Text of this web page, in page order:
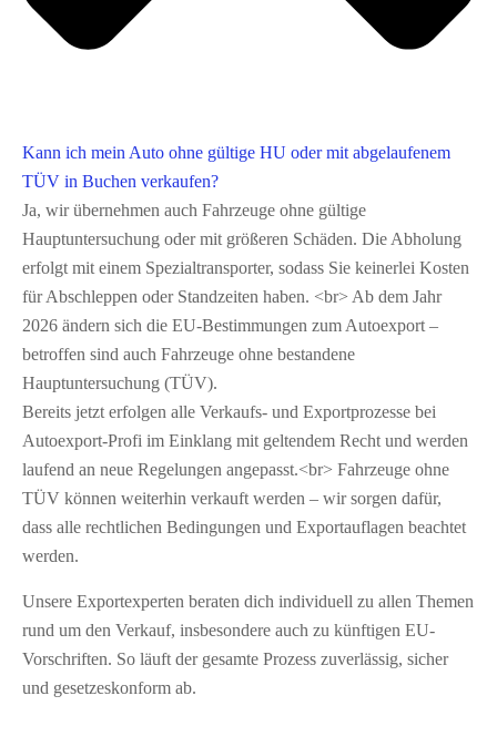
Kann ich mein Auto ohne gültige HU oder mit abgelaufenem
TÜV in Buchen verkaufen?
Ja, wir übernehmen auch Fahrzeuge ohne gültige
Hauptuntersuchung oder mit größeren Schäden. Die Abholung
erfolgt mit einem Spezialtransporter, sodass Sie keinerlei Kosten
für Abschleppen oder Standzeiten haben. <br> Ab dem Jahr
2026 ändern sich die EU-Bestimmungen zum Autoexport –
betroffen sind auch Fahrzeuge ohne bestandene
Hauptuntersuchung (TÜV).
Bereits jetzt erfolgen alle Verkaufs- und Exportprozesse bei
Autoexport-Profi im Einklang mit geltendem Recht und werden
laufend an neue Regelungen angepasst.<br> Fahrzeuge ohne
TÜV können weiterhin verkauft werden – wir sorgen dafür,
dass alle rechtlichen Bedingungen und Exportauflagen beachtet
werden.
Unsere Exportexperten beraten dich individuell zu allen Themen
rund um den Verkauf, insbesondere auch zu künftigen EU-
Vorschriften. So läuft der gesamte Prozess zuverlässig, sicher
und gesetzeskonform ab.